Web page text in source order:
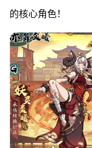
的核心角色！